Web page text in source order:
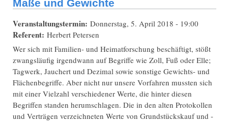
Maße und Gewichte
Veranstaltungstermin: Donnerstag, 5. April 2018 - 19:00
Referent: Herbert Petersen
Wer sich mit Familien- und Heimatforschung beschäftigt, stößt
zwangsläufig irgendwann auf Begriffe wie Zoll, Fuß oder Elle;
Tagwerk, Jauchert und Dezimal sowie sonstige Gewichts- und
Flächenbegriffe. Aber nicht nur unsere Vorfahren mussten sich
mit einer Vielzahl verschiedener Werte, die hinter diesen
Begriffen standen herumschlagen. Die in den alten Protokollen
und Verträgen verzeichneten Werte von Grundstückskauf und -